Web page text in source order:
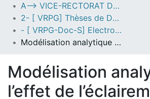
Communities & Collections
All of DSpace
Statistics
A--> VICE-RECTORAT DE LA POST-GRADUATION
2- [ VRPG] Thèses de Doctorat en Sciences
- [ VRPG-Doc-S] Electronique
Modélisation analytique de l’effet de l’éclairement sur la mobilité d’effet de champ des TFTs au silicium polycristallin.
Modélisation
l’effet de